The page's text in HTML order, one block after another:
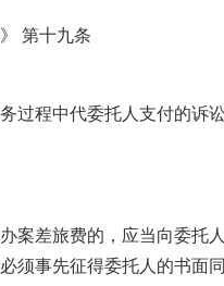
第十九条
过程中代委托人支付的诉
案差旅费的，应当向委托
须事先征得委托人的书面同